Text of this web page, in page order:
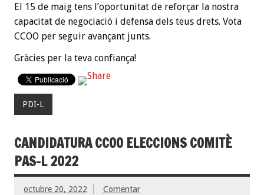
El 15 de maig tens l’oportunitat de reforçar la nostra
capacitat de negociació i defensa dels teus drets. Vota
CCOO per seguir avançant junts.
Gràcies per la teva confiança!
PDI-L
CANDIDATURA CCOO ELECCIONS COMITÈ
PAS-L 2022
octubre 20, 2022 Comentar